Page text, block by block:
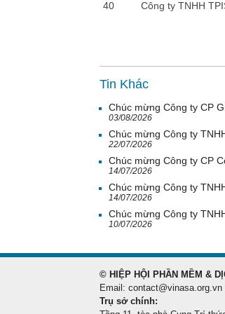
40
Công ty TNHH
Tin Khác
Chúc mừng Công ty CP
03/08/2026
Chúc mừng Công ty
22/07/2026
Chúc mừng Công ty CP
14/07/2026
Chúc mừng Công ty
14/07/2026
Chúc mừng Công ty
10/07/2026
© HIỆP HỘI PHẦN MỀM &
Email:
Trụ sở chính: